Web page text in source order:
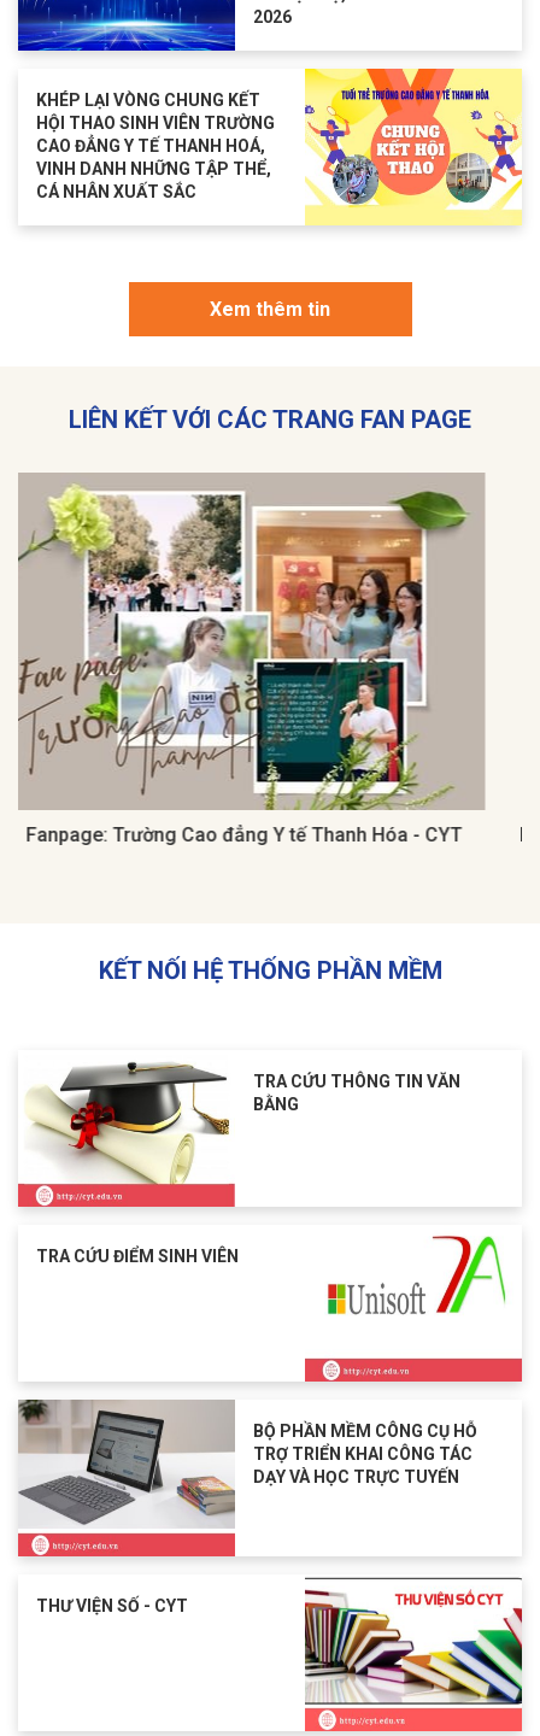
2026
KHÉP LẠI VÒNG CHUNG KẾT
HỘI THAO SINH VIÊN TRƯỜNG
CAO ĐẲNG Y TẾ THANH HOÁ,
VINH DANH NHỮNG TẬP THỂ,
CÁ NHÂN XUẤT SẮC
Xem thêm tin
LIÊN KẾT VỚI CÁC TRANG FAN PAGE
Fanpage: Trường Cao đẳng Y tế Thanh Hóa - CYT
KẾT NỐI HỆ THỐNG PHẦN MỀM
TRA CỨU THÔNG TIN VĂN
BẰNG
TRA CỨU ĐIỂM SINH VIÊN
BỘ PHẦN MỀM CÔNG CỤ HỖ
TRỢ TRIỂN KHAI CÔNG TÁC
DẠY VÀ HỌC TRỰC TUYẾN
THƯ VIỆN SỐ - CYT